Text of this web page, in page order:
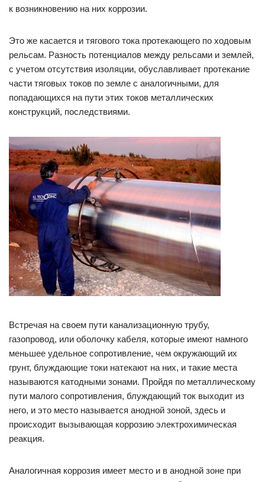
к возникновению на них коррозии.
Это же касается и тягового тока протекающего по ходовым
рельсам. Разность потенциалов между рельсами и землей,
с учетом отсутствия изоляции, обуславливает протекание
части тяговых токов по земле с аналогичными, для
попадающихся на пути этих токов металлических
конструкций, последствиями.
Встречая на своем пути канализационную трубу,
газопровод, или оболочку кабеля, которые имеют намного
меньшее удельное сопротивление, чем окружающий их
грунт, блуждающие токи натекают на них, и такие места
называются катодными зонами. Пройдя по металлическому
пути малого сопротивления, блуждающий ток выходит из
него, и это место называется анодной зоной, здесь и
происходит вызывающая коррозию электрохимическая
реакция.
Аналогичная коррозия имеет место и в анодной зоне при